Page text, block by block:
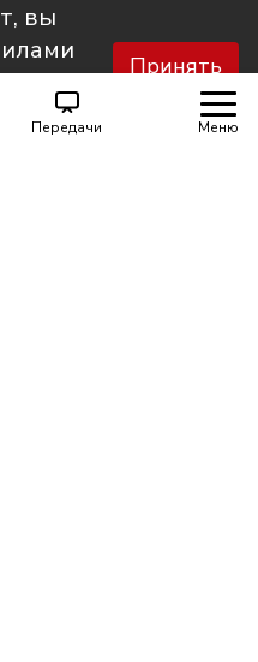
Передачи Меню
вы
Принять